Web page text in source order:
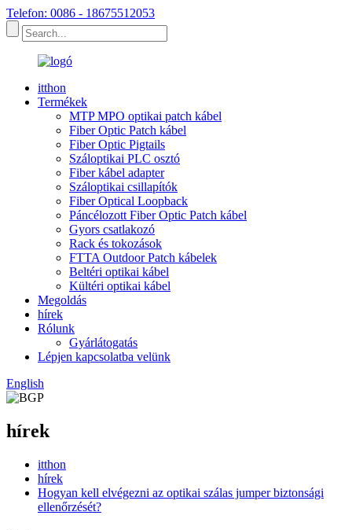
Telefon: 0086 - 18675512053
itthon
Termékek
MTP MPO optikai patch kábel
Fiber Optic Patch kábel
Fiber Optic Pigtails
Száloptikai PLC osztó
Fiber kábel adapter
Száloptikai csillapítók
Fiber Optical Loopback
Páncélozott Fiber Optic Patch kábel
Gyors csatlakozó
Rack és tokozások
FTTA Outdoor Patch kábelek
Beltéri optikai kábel
Kültéri optikai kábel
Megoldás
hírek
Rólunk
Gyárlátogatás
Lépjen kapcsolatba velünk
English
hírek
itthon
hírek
Hogyan kell elvégezni az optikai szálas jumper biztonsági
ellenőrzését?